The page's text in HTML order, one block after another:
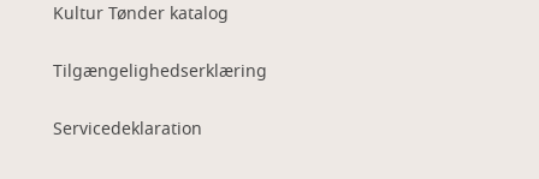
Kultur Tønder katalog
Tilgængelighedserklæring
Servicedeklaration